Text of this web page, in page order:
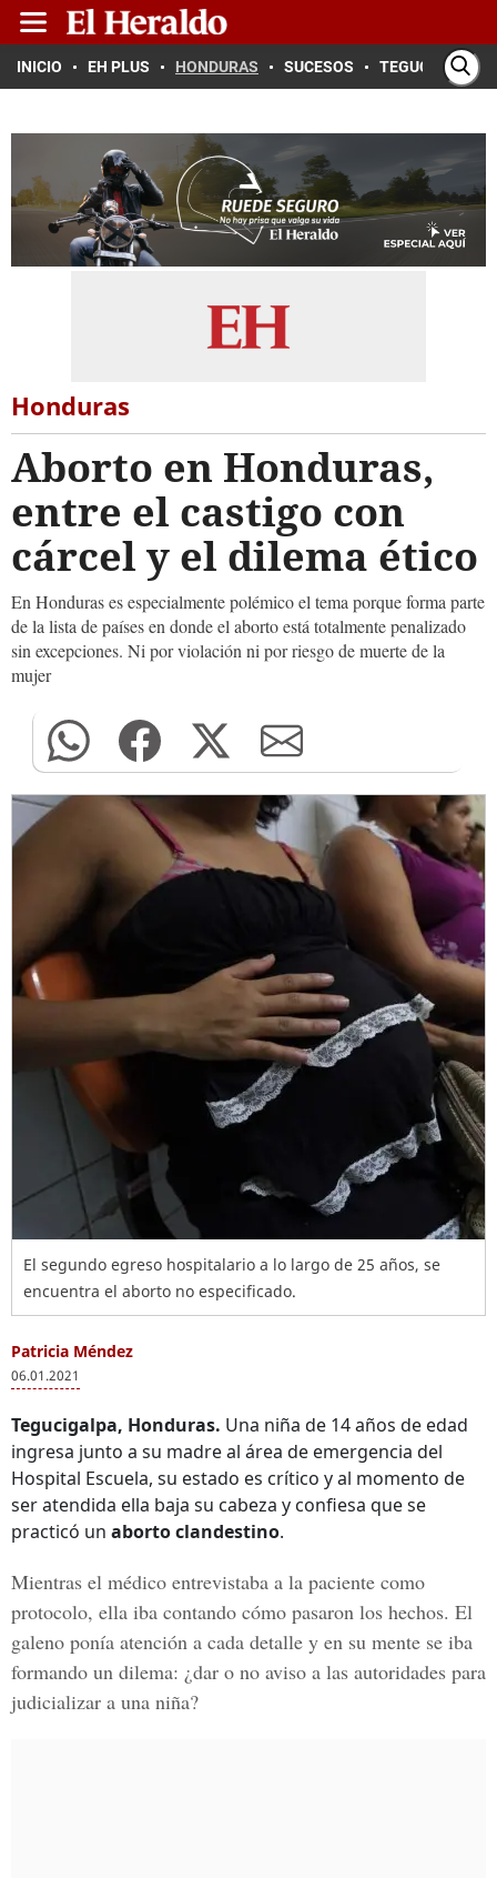
INICIO EH PLUS HONDURAS SUCESOS TEGUCIGALPA
Honduras
Aborto en Honduras,
entre el castigo con
cárcel y el dilema ético
En Honduras es especialmente polémico el tema porque forma parte
de la lista de países en donde el aborto está totalmente penalizado
sin excepciones. Ni por violación ni por riesgo de muerte de la
mujer
El segundo egreso hospitalario a lo largo de 25 años, se
encuentra el aborto no especificado.
Patricia Méndez
06.01.2021
Tegucigalpa, Honduras. Una niña de 14 años de edad
ingresa junto a su madre al área de emergencia del
Hospital Escuela, su estado es crítico y al momento de
ser atendida ella baja su cabeza y confiesa que se
practicó un aborto clandestino.
Mientras el médico entrevistaba a la paciente como
protocolo, ella iba contando cómo pasaron los hechos. El
galeno ponía atención a cada detalle y en su mente se iba
formando un dilema: ¿dar o no aviso a las autoridades para
judicializar a una niña?